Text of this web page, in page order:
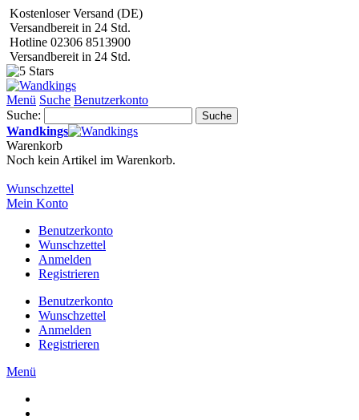
Kostenloser Versand (DE)
Versandbereit in 24 Std.
Hotline 02306 8513900
Versandbereit in 24 Std.
Menü Suche Benutzerkonto
Suche:
Suche
Wandkings
Warenkorb
Noch kein Artikel im Warenkorb.
Wunschzettel
Mein Konto
Benutzerkonto
Wunschzettel
Anmelden
Registrieren
Benutzerkonto
Wunschzettel
Anmelden
Registrieren
Menü